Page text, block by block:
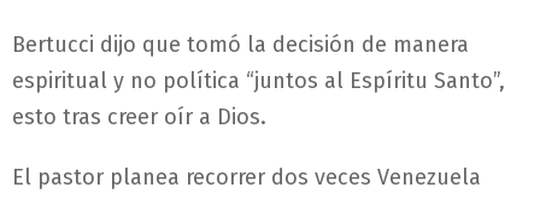
Bertucci dijo que tomó la decisión de manera
espiritual y no política “juntos al Espíritu Santo”,
esto tras creer oír a Dios.
El pastor planea recorrer dos veces Venezuela